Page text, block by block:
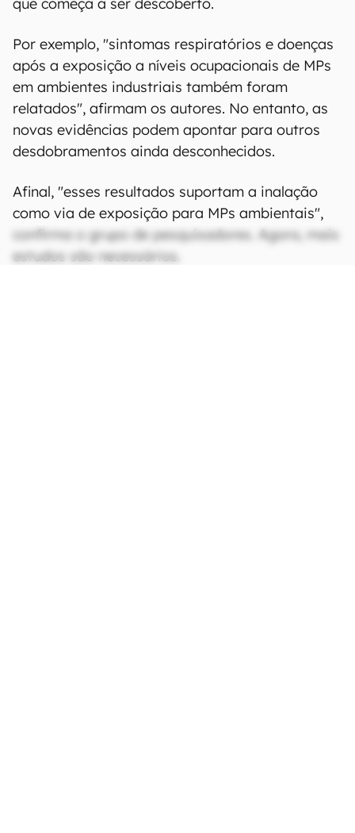
Por exemplo, "sintomas respiratórios e doenças
após a exposição a níveis ocupacionais de MPs
em ambientes industriais também foram
relatados", afirmam os autores. No entanto, as
novas evidências podem apontar para outros
desdobramentos ainda desconhecidos.
Afinal, "esses resultados suportam a inalação
como via de exposição para MPs ambientais",
confirma o grupo de pesquisadores. Agora, mais
estudos são necessários.